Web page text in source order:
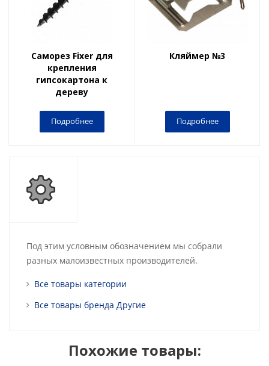
Саморез Fiхer для
крепления
гипсокартона к
дереву
Подробнее
Кляймер №3
Подробнее
Под этим условным обозначением мы собрали
разных малоизвестных производителей.
Все товары категории
Все товары бренда Другие
Похожие товары: